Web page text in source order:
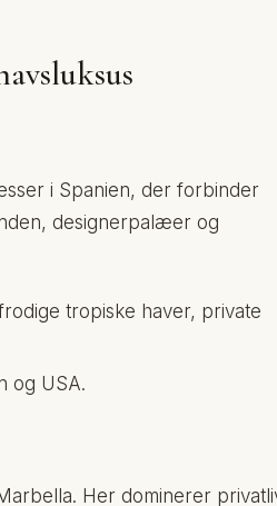
i Spanien, der forbinder
designerpalæer og
tropiske haver, private
og USA.
Her dominerer